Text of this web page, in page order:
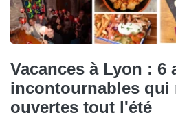
Vacances à Lyon : 6
incontournables qui
ouvertes tout l'été